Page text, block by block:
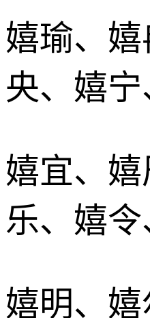
嬉瑜、
央、嬉
嬉宜、
乐、嬉令
嬉明、